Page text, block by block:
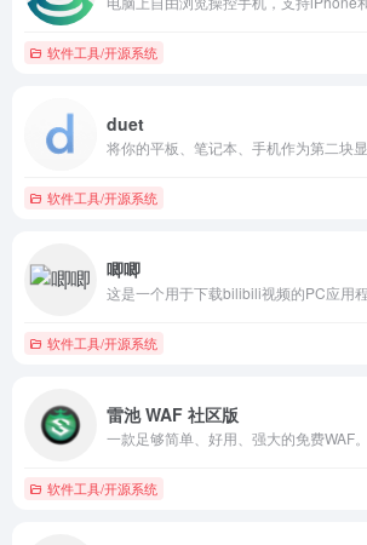
软件工具/开源系统
duet
将你的平板、笔记本、手机作为第二块
软件工具/开源系统
唧唧
这是一个用于下载bilibili视频的PC应用
软件工具/开源系统
雷池 WAF 社区版
软件工具/开源系统